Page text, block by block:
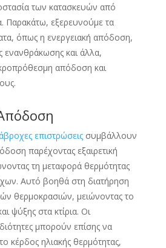
των κατασκευών από
Παρακάτω, εξερευνούμε τα
όπως η ενεργειακή απόδοση,
ενανθράκωσης και άλλα,
απόδοση και
επιστρώσειςσυμβάλλουν
παρέχοντας εξαιρετική
τη μεταφορά θερμότητας
Αυτό βοηθά στη διατήρηση
θερμοκρασιών, μειώνοντας το
ψύξης στα κτίρια. Οι
μπορούν επίσης να
κέρδος ηλιακής θερμότητας,